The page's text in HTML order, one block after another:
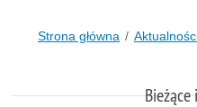
Strona główna